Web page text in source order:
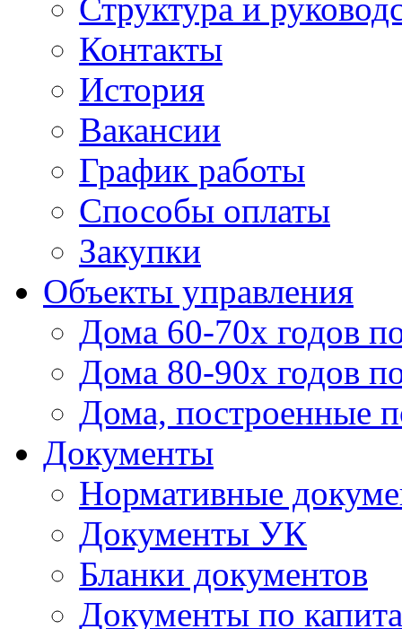
Структура и
Контакты
История
Вакансии
График работы
Способы оплаты
Закупки
Объекты управления
Дома 60-70х годов
Дома 80-90х годов
Дома, построенные
Документы
Нормативные
Документы УК
Бланки документов
Документы по